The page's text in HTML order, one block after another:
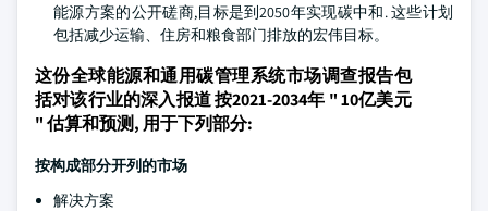
能源方案的公开磋商,目标是到2050年实现碳中和. 这些计划
包括减少运输、住房和粮食部门排放的宏伟目标。
这份全球能源和通用碳管理系统市场调查报告包
括对该行业的深入报道 按2021-2034年 " 10亿美元
" 估算和预测, 用于下列部分:
按构成部分开列的市场
解决方案